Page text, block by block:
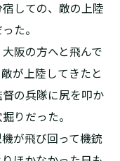
しての、敵の上陸
た。
阪の方へと飛んで
が上陸してきたと
の兵隊に尻を叩か
りだった。
が飛び回って機銃